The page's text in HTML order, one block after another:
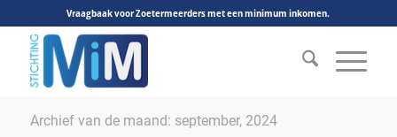
Vraagbaak voor Zoetermeerders met een minimum inkomen.
Archief van de maand: september, 2024